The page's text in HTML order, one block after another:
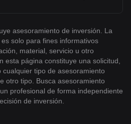
asesoramiento de inversión. La
solo para fines informativos
material, servicio u otro
esta página constituye una solicitud,
tipo de asesoramiento
otro tipo. Busca asesoramiento
profesional de forma independiente
de inversión.